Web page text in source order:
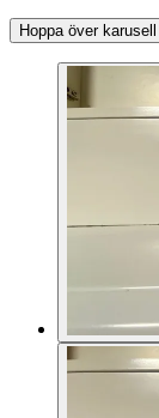
Hoppa över karusell